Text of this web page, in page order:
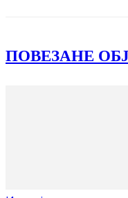
ПОВЕЗАНЕ